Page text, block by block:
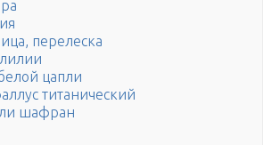
перелеска
цапли
титанический
шафран